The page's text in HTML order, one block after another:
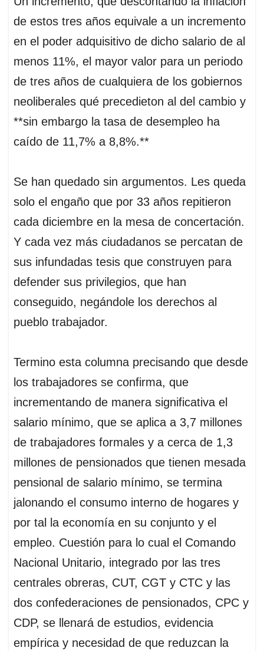
de estos tres años equivale a un incremento
en el poder adquisitivo de dicho salario de al
menos 11%, el mayor valor para un periodo
de tres años de cualquiera de los gobiernos
neoliberales qué precedieton al del cambio y
**sin embargo la tasa de desempleo ha
caído de 11,7% a 8,8%.**
Se han quedado sin argumentos. Les queda
solo el engaño que por 33 años repitieron
cada diciembre en la mesa de concertación.
Y cada vez más ciudadanos se percatan de
sus infundadas tesis que construyen para
defender sus privilegios, que han
conseguido, negándole los derechos al
pueblo trabajador.
Termino esta columna precisando que desde
los trabajadores se confirma, que
incrementando de manera significativa el
salario mínimo, que se aplica a 3,7 millones
de trabajadores formales y a cerca de 1,3
millones de pensionados que tienen mesada
pensional de salario mínimo, se termina
jalonando el consumo interno de hogares y
por tal la economía en su conjunto y el
empleo. Cuestión para lo cual el Comando
Nacional Unitario, integrado por las tres
centrales obreras, CUT, CGT y CTC y las
dos confederaciones de pensionados, CPC y
CDP, se llenará de estudios, evidencia
empírica y necesidad de que reduzcan la